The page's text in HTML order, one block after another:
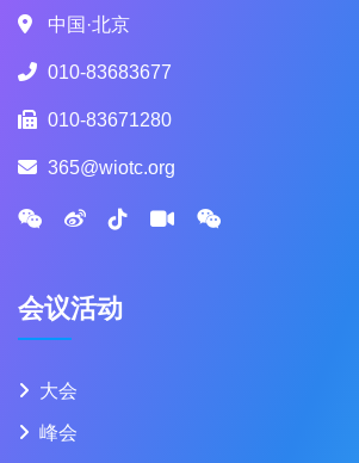
中国·北京
010-83683677
010-83671280
365@wiotc.org
会议活动
大会
峰会